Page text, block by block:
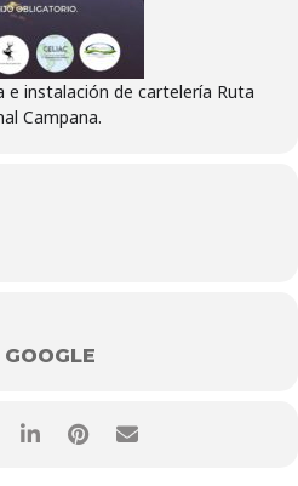
e instalación de cartelería Ruta
Campana.